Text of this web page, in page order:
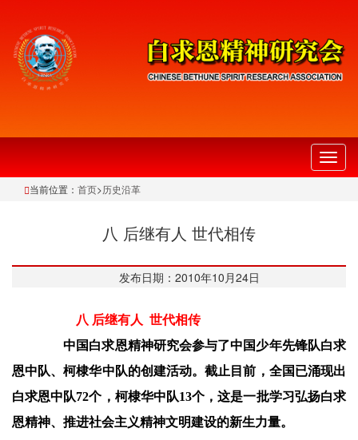
切
换
当前位置： 首页>历史沿革
八 后继有人 世代相传
发布日期：2010年10月24日
八 后继有人 世代相传
中国白求恩精神研究会参与了中国少年先锋队白求
恩中队、柯棣华中队的创建活动。截止目前，全国已涌现出
白求恩中队72个，柯棣华中队13个，这是一批学习弘扬白求
恩精神、推进社会主义精神文明建设的新生力量。